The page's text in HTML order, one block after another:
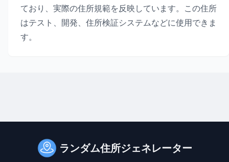
ており、実際の住所規範を反映しています。この住所
はテスト、開発、住所検証システムなどに使用できま
す。
ランダム住所ジェネレーター